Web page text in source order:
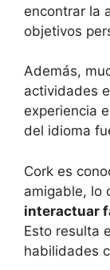
encontrar la
objetivos
Además,
actividades
experiencia
del idioma
Cork es
amigable, lo
interactuar
Esto resulta
habilidades